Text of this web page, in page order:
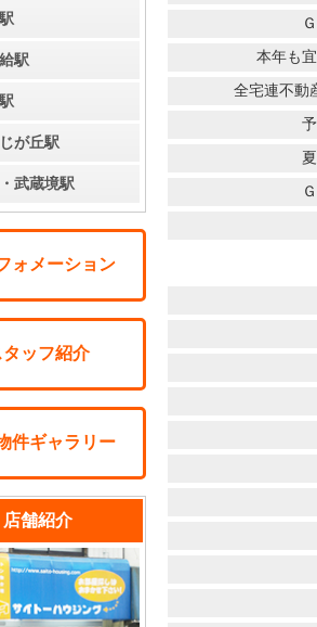
本年も
全宅連不動
駅
が丘駅
武蔵境駅
ォメーション
タッフ紹介
件ギャラリー
店舗紹介